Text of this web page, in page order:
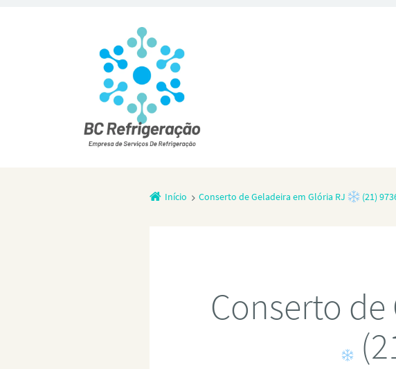
Início Conserto de Geladeira em Glória RJ (21)
Conserto de